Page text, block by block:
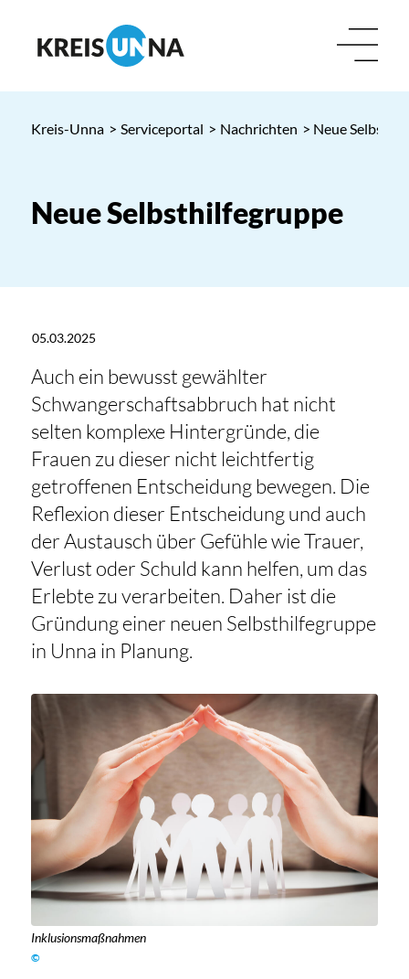
Kreis-Unna > Serviceportal > Nachrichten > Neue
Neue Selbsthilfegruppe
05.03.2025
Auch ein bewusst gewählter
Schwangerschaftsabbruch hat nicht
selten komplexe Hintergründe, die
Frauen zu dieser nicht leichtfertig
getroffenen Entscheidung bewegen. Die
Reflexion dieser Entscheidung und auch
der Austausch über Gefühle wie Trauer,
Verlust oder Schuld kann helfen, um das
Erlebte zu verarbeiten. Daher ist die
Gründung einer neuen Selbsthilfegruppe
in Unna in Planung.
Inklusionsmaßnahmen
©